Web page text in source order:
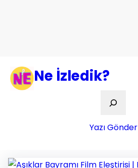
Ne İzledik?
Ara
Yazı Gönder